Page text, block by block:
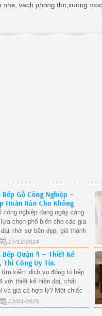
vach phong tho,xuong
Gỗ Công Nghiệp –
Hoàn Hảo Cho Không
Bếp Hiện Đại.
công nghiệp đang ngày càng
chọn phổ biến cho các gia
nhờ sự bền đẹp, giá thành
dạng mẫu mã. Vậy tủ bếp
có gì đặc biệt? Quy
tủ bếp như thế nào? Hãy
chi tiết qua bài viết sau
17/12/2024
Quận 4 – Thiết Kế
Thi Công Uy Tín.
tìm kiếm dịch vụ đóng tủ bếp
với thiết kế hiện đại, chất
và giá cả hợp lý? Một chiếc
lượng không chỉ giúp không
gàng mà còn tăng thêm
03/03/2025